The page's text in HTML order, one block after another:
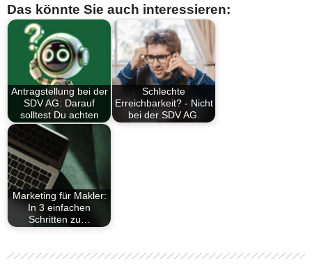
Das könnte Sie auch interessieren:
Antragstellung bei der
SDV AG: Darauf
solltest Du achten
Schlechte
Erreichbarkeit? - Nicht
bei der SDV AG.
Marketing für Makler:
In 3 einfachen
Schritten zu…